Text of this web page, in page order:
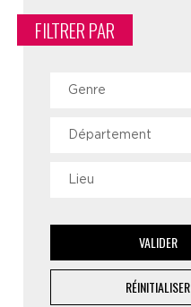
FILTRER PAR
Genre
Département
Lieu
VALIDER
RÉINITIALISER